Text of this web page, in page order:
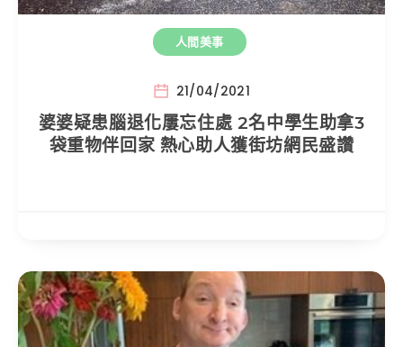
人間美事
21/04/2021
婆婆疑患腦退化屢忘住處 2名中學生助拿3
袋重物伴回家 熱心助人獲街坊網民盛讚